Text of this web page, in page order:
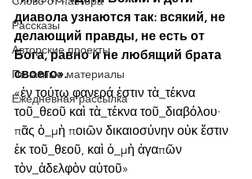
Рассказы
Авторские проекты
Печатные материалы
Ежедневная рассылка
диавола узнаются так: всякий, не
делающий правды, не есть от
Бога, равно и не любящий брата
своего».
«ἐν τούτῳ φανερά ἐστιν τὰ_τέκνα
τοῦ_θεοῦ καὶ τὰ_τέκνα τοῦ_διαβόλου·
πᾶς ὁ_μὴ ποιῶν δικαιοσύνην οὐκ ἔστιν
ἐκ τοῦ_θεοῦ, καὶ ὁ_μὴ ἀγαπῶν
τὸν_ἀδελφὸν αὐτοῦ»